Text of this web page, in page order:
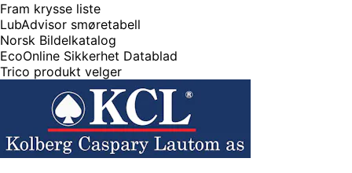
Fram krysse liste
LubAdvisor smøretabell
Norsk Bildelkatalog
EcoOnline Sikkerhet Datablad
Trico produkt velger